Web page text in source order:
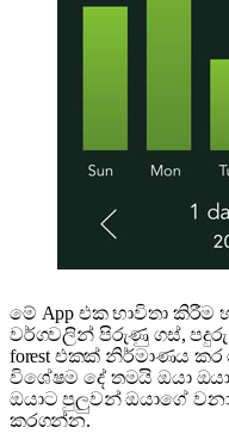
මේ App එක භාවිතා කිරීම
වර්ගවලින් පිරුණු ගස්, පදුරු
forest එකක් නිර්මාණය
විශේෂම දේ තමයි ඔයා
ඔයාට පුලුවන් ඔයාගේ
කරගන්න.